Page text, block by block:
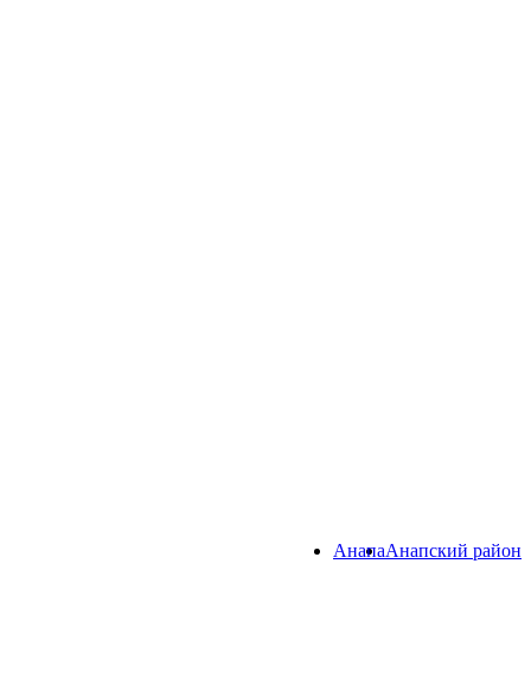
Анапский район
Анапа